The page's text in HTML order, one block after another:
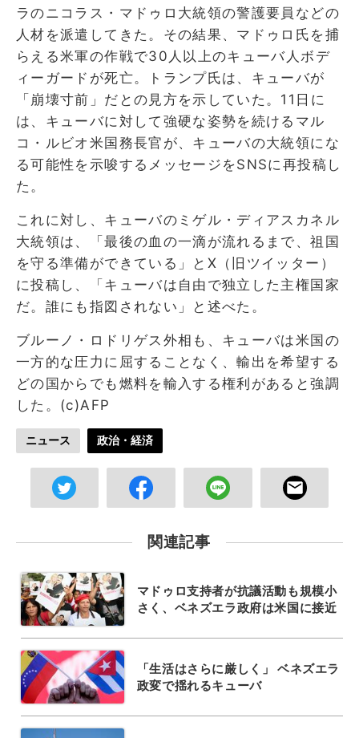
ラのニコラス・マドゥロ大統領の警護要員などの
人材を派遣してきた。その結果、マドゥロ氏を捕
らえる米軍の作戦で30人以上のキューバ人ボデ
ィーガードが死亡。トランプ氏は、キューバが
「崩壊寸前」だとの見方を示していた。11日に
は、キューバに対して強硬な姿勢を続けるマル
コ・ルビオ米国務長官が、キューバの大統領にな
る可能性を示唆するメッセージをSNSに再投稿し
た。
これに対し、キューバのミゲル・ディアスカネル
大統領は、「最後の血の一滴が流れるまで、祖国
を守る準備ができている」とX（旧ツイッター）
に投稿し、「キューバは自由で独立した主権国家
だ。誰にも指図されない」と述べた。
ブルーノ・ロドリゲス外相も、キューバは米国の
一方的な圧力に屈することなく、輸出を希望する
どの国からでも燃料を輸入する権利があると強調
した。(c)AFP
ニュース 政治・経済
関連記事
マドゥロ支持者が抗議活動も規模小
さく、ベネズエラ政府は米国に接近
「生活はさらに厳しく」 ベネズエラ
政変で揺れるキューバ